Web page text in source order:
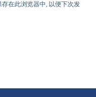
在此浏览器中, 以便下次发